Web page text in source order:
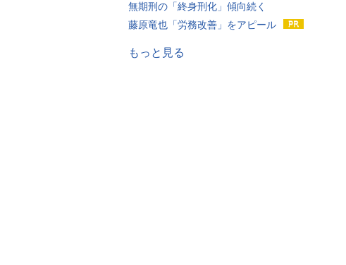
無期刑の「終身刑化」傾向続く
藤原竜也「労務改善」をアピール
もっと見る